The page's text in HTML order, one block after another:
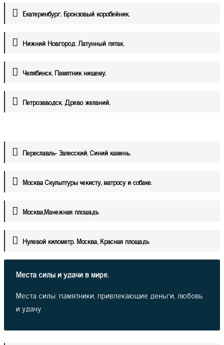
Екатеринбург. Бронзовый коробейник.
Нижний Новгород. Латунный пятак.
Челябинск. Памятник нищему.
Петрозаводск. Древо желаний.
Переславль- Залесский. Синий камень.
Москва Скульптуры чекисту, матросу и собаке.
Москва,Манежная плошадь
Нулевой километр. Москва, Красная площадь
Места силы и удачи в мире.
Места силы: памятники, привлекающие деньги, любовь
и удачу